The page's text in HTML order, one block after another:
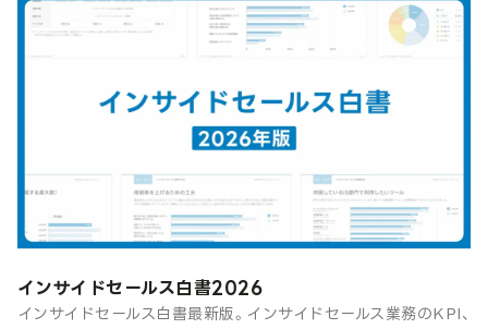
インサイドセールス白書2026
インサイドセールス白書最新版。インサイドセールス業務のKPI、